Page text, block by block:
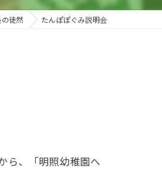
徒然 たんぽぽぐみ説明会
ら、「明照幼稚園へ